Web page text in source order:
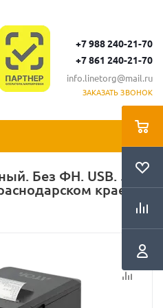
+7 988 240-21-70
+7 861 240-21-70
info.linetorg@mail.ru
ЗАКАЗАТЬ ЗВОНОК
Без ФН. USB. 5.0 в
крае